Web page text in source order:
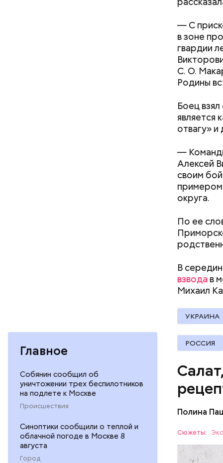
Главное
Собянин сообщил об
уничтожении трех беспилотников
на подлете к Москве
Происшествия
Синоптики сообщили о теплой и
облачной погоде в Москве 8
августа
Город
— С
в зоне
гвардии
С. О.
Родины
Боец
является
отвагу»
—
Алексей
своим
округа.
По ее
В
взвода в
Михаил
УКРАИНА
РОССИЯ
Полина
Сюжеты:
чеснок;
соль.
ЕДА
Вред
Фото: